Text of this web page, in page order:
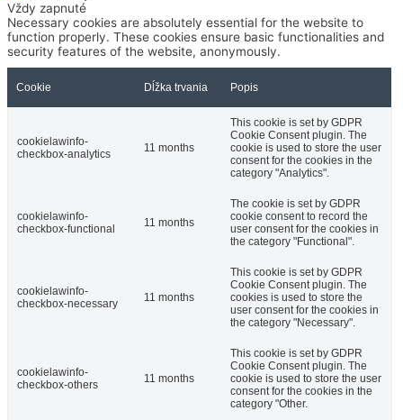
Vždy zapnuté
Necessary cookies are absolutely essential for the website to
function properly. These cookies ensure basic functionalities and
security features of the website, anonymously.
Cookie Dĺžka trvania Popis
cookielawinfo-
checkbox-analytics
11 months
This cookie is set by GDPR
Cookie Consent plugin. The
cookie is used to store the user
consent for the cookies in the
category "Analytics".
cookielawinfo-
checkbox-functional
11 months
The cookie is set by GDPR
cookie consent to record the
user consent for the cookies in
the category "Functional".
cookielawinfo-
checkbox-necessary
11 months
This cookie is set by GDPR
Cookie Consent plugin. The
cookies is used to store the
user consent for the cookies in
the category "Necessary".
cookielawinfo-
checkbox-others
11 months
This cookie is set by GDPR
Cookie Consent plugin. The
cookie is used to store the user
consent for the cookies in the
category "Other.